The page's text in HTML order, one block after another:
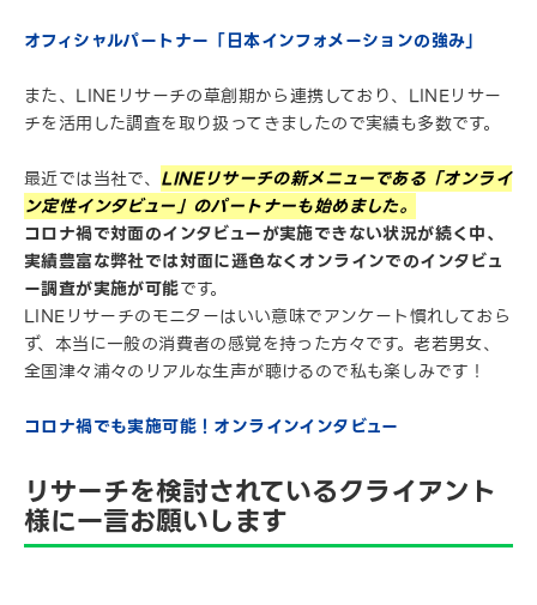
オフィシャルパートナー「日本インフォメーションの強み」
また、LINEリサーチの草創期から連携しており、LINEリサー
チを活用した調査を取り扱ってきましたので実績も多数です。
最近では当社で、 LINEリサーチの新メニューである「オンライ
ン定性インタビュー」のパートナーも始めました。
コロナ禍で対面のインタビューが実施できない状況が続く中、
実績豊富な弊社では対面に遜色なくオンラインでのインタビュ
ー調査が実施が可能です。
LINEリサーチのモニターはいい意味でアンケート慣れしておら
ず、本当に一般の消費者の感覚を持った方々です。老若男女、
全国津々浦々のリアルな生声が聴けるので私も楽しみです！
コロナ禍でも実施可能！オンラインインタビュー
リサーチを検討されているクライアント
様に一言お願いします